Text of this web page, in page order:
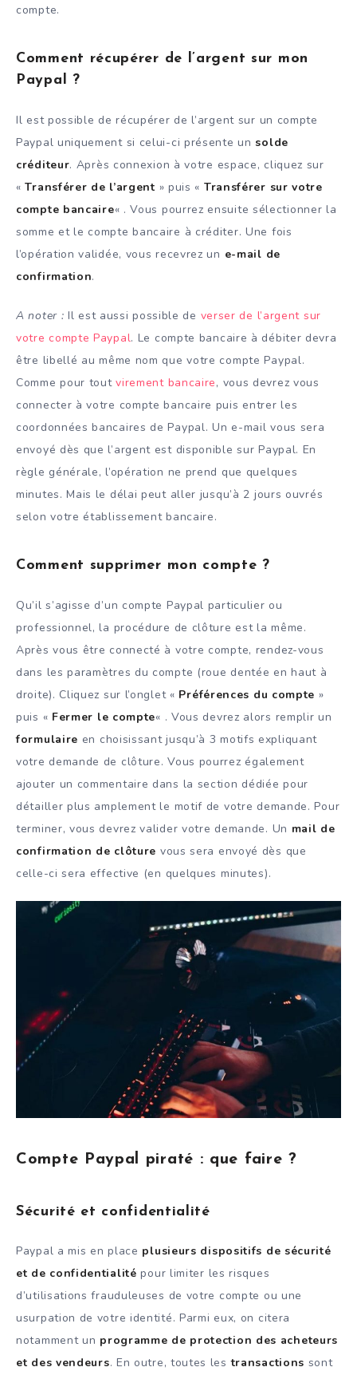
compte.
Comment récupérer de l’argent sur mon
Paypal ?
Il est possible de récupérer de l’argent sur un compte
Paypal uniquement si celui-ci présente unsolde
créditeur. Après connexion à votre espace, cliquez sur
«Transférer de l’argent » puis « Transférer sur votre
compte bancaire« . Vous pourrez ensuite sélectionner la
somme et le compte bancaire à créditer. Une fois
l’opération validée, vous recevrez un e-mail de
confirmation.
A noter : Il est aussi possible de verser de l’argent sur
votre compte Paypal. Le compte bancaire à débiter devra
être libellé au même nom que votre compte Paypal.
Comme pour toutvirement bancaire, vous devrez vous
connecter à votre compte bancaire puis entrer les
coordonnées bancaires de Paypal. Un e-mail vous sera
envoyé dès que l’argent est disponible sur Paypal. En
règle générale, l’opération ne prend que quelques
minutes. Mais le délai peut aller jusqu’à 2 jours ouvrés
selon votre établissement bancaire.
Comment supprimer mon compte ?
Qu’il s’agisse d’un compte Paypal particulier ou
professionnel, la procédure de clôture est la même.
Après vous être connecté à votre compte, rendez-vous
dans les paramètres du compte (roue dentée en haut à
droite). Cliquez sur l’onglet « Préférences du compte »
puis « Fermer le compte« . Vous devrez alors remplir un
formulaire en choisissant jusqu’à 3 motifs expliquant
votre demande de clôture. Vous pourrez également
ajouter un commentaire dans la section dédiée pour
détailler plus amplement le motif de votre demande. Pour
terminer, vous devrez valider votre demande. Un mail de
confirmation de clôture vous sera envoyé dès que
celle-ci sera effective (en quelques minutes).
Compte Paypal piraté : que faire ?
Sécurité et confidentialité
Paypal a mis en place plusieurs dispositifs de sécurité
et de confidentialité pour limiter les risques
d’utilisations frauduleuses de votre compte ou une
usurpation de votre identité. Parmi eux, on citera
notamment un programme de protection des acheteurs
et des vendeurs. En outre, toutes lestransactions sont